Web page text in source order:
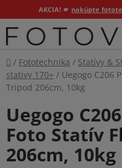
AKCIA! 🫵 nakúpte
Prejsť
na
Domov
/ Fototechnika / Statívy &
stativy 170+ / Uegogo C206
Tripod 206cm, 10kg
Uegogo
Foto Statív
206cm, 10kg